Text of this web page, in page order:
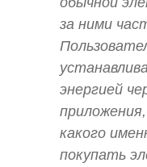
за ними
энергией
какого
покупать